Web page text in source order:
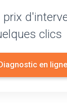
prix
clics
en ligne